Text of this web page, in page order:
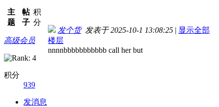
主
题
帖
子
积
分
高级会员
积分
939
发消息
发个货发表于 2025-10-1 13:08:25 | 显示全部
楼层
nnnnbbbbbbbbbbb call her but